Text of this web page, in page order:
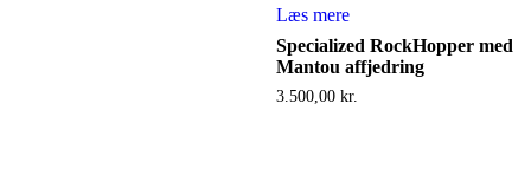
Læs mere
Specialized RockHopper med
Mantou affjedring
3.500,00 kr.